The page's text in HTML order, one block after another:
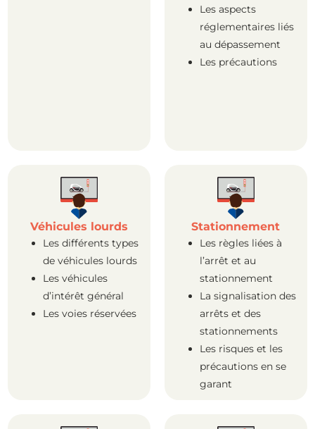
Les aspects
réglementaires liés
au dépassement
Les précautions
Véhicules lourds
Les différents types
de véhicules lourds
Les véhicules
d’intérêt général
Les voies réservées
Stationnement
Les règles liées à
l’arrêt et au
stationnement
La signalisation des
arrêts et des
stationnements
Les risques et les
précautions en se
garant